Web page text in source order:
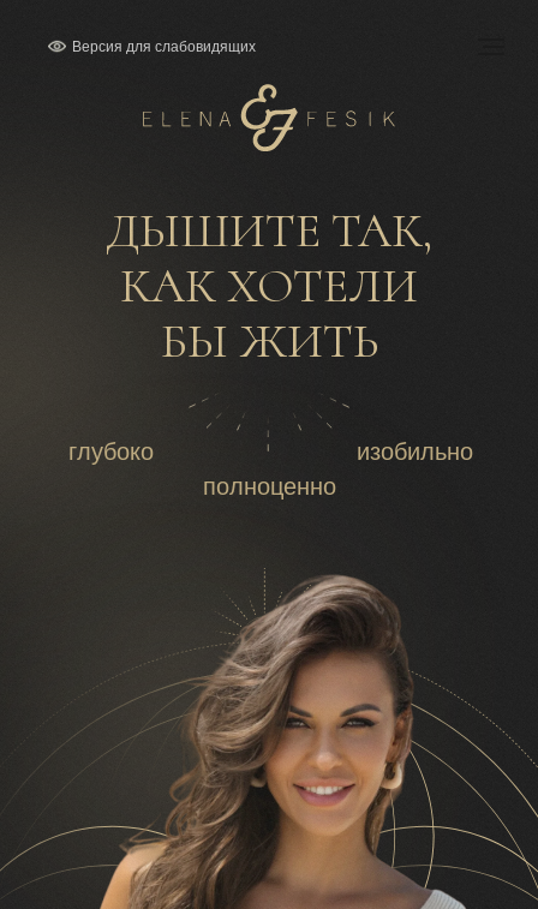
ДЫШИТЕ ТАК,
КАК ХОТЕЛИ
БЫ ЖИТЬ
глубоко
полноценно
изобильно
Версия для слабовидящих